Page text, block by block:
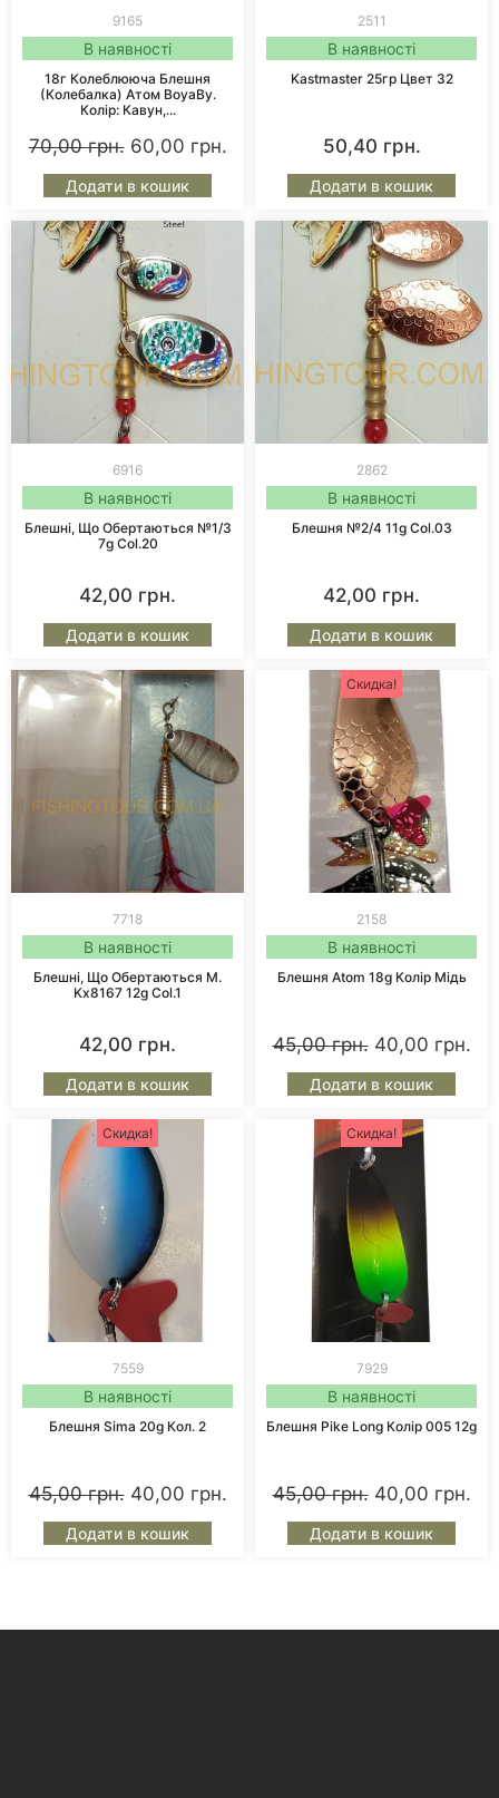
9165
В наявності
18г Колеблююча Блешня
(колебалка) Атом BoyaBy.
Колір: Кавун,...
70,00грн. 60,00 грн.
Додати в кошик
2511
В наявності
Kastmaster 25гр Цвет 32
50,40 грн.
Додати в кошик
6916
В наявності
Блешні, Що Обертаються №1/3
7g Col.20
42,00 грн.
Додати в кошик
2862
В наявності
Блешня №2/4 11g Col.03
42,00 грн.
Додати в кошик
7718
В наявності
Блешні, Що Обертаються M.
Kx8167 12g Col.1
42,00 грн.
Додати в кошик
Скидка!
2158
В наявності
Блешня Atom 18g Колір Мідь
45,00грн. 40,00 грн.
Додати в кошик
Скидка!
7559
В наявності
Блешня Sima 20g Кол. 2
45,00грн. 40,00 грн.
Додати в кошик
Скидка!
7929
В наявності
Блешня Pike Long Колір 005 12g
45,00грн. 40,00 грн.
Додати в кошик